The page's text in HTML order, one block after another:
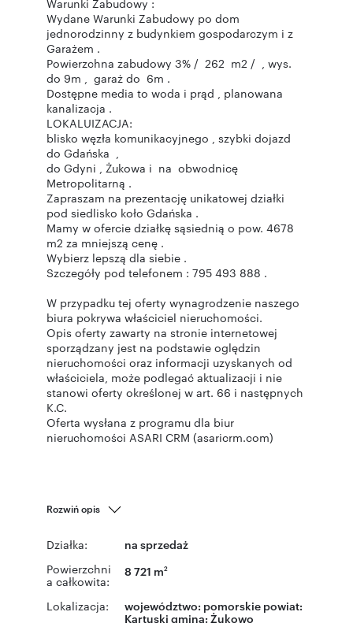
Warunki Zabudowy :
Wydane Warunki Zabudowy po dom
jednorodzinny z budynkiem gospodarczym i z
Garażem .
Powierzchna zabudowy 3% / 262 m2 / , wys.
do 9m , garaż do 6m .
Dostępne media to woda i prąd , planowana
kanalizacja .
LOKALUIZACJA:
blisko węzła komunikacyjnego , szybki dojazd
do Gdańska ,
do Gdyni , Żukowa i na obwodnicę
Metropolitarną .
Zapraszam na prezentację unikatowej działki
pod siedlisko koło Gdańska .
Mamy w ofercie działkę sąsiednią o pow. 4678
m2 za mniejszą cenę .
Wybierz lepszą dla siebie .
Szczegóły pod telefonem : 795 493 888 .
W przypadku tej oferty wynagrodzenie naszego
biura pokrywa właściciel nieruchomości.
Opis oferty zawarty na stronie internetowej
sporządzany jest na podstawie oględzin
nieruchomości oraz informacji uzyskanych od
właściciela, może podlegać aktualizacji i nie
stanowi oferty określonej w art. 66 i następnych
K.C.
Oferta wysłana z programu dla biur
nieruchomości ASARI CRM (asaricrm.com)
Rozwiń opis
Działka: na sprzedaż
Powierzchni
a całkowita:
8 721 m2
Lokalizacja: województwo: pomorskie powiat:
Kartuski gmina: Żukowo